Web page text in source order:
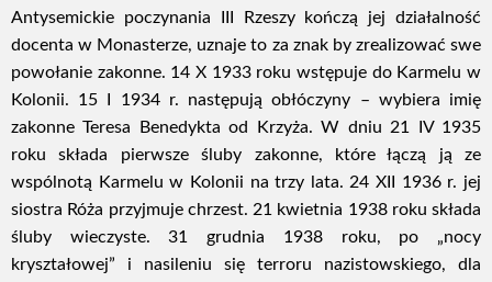
Antysemickie poczynania III Rzeszy kończą jej działalność
docenta w Monasterze, uznaje to za znak by zrealizować swe
powołanie zakonne. 14 X 1933 roku wstępuje do Karmelu w
Kolonii. 15 I 1934 r. następują obłóczyny – wybiera imię
zakonne Teresa Benedykta od Krzyża. W dniu 21 IV 1935
roku składa pierwsze śluby zakonne, które łączą ją ze
wspólnotą Karmelu w Kolonii na trzy lata. 24 XII 1936 r. jej
siostra Róża przyjmuje chrzest. 21 kwietnia 1938 roku składa
śluby wieczyste. 31 grudnia 1938 roku, po „nocy
kryształowej” i nasileniu się terroru nazistowskiego, dla